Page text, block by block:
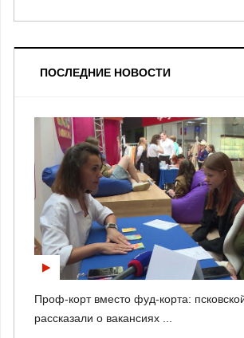
ПОСЛЕДНИЕ НОВОСТИ
Проф-корт вместо фуд-корта:
рассказали о вакансиях ...